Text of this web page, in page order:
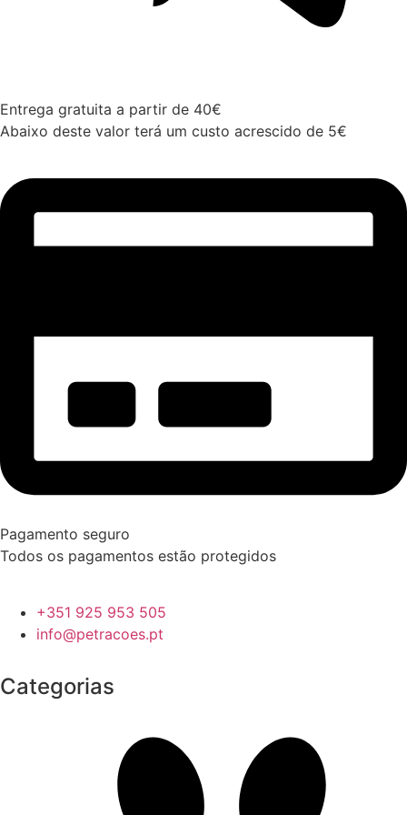
Entrega gratuita a partir de 40€
Abaixo deste valor terá um custo acrescido de 5€
Pagamento seguro
Todos os pagamentos estão protegidos
+351 925 953 505
info@petracoes.pt
Categorias